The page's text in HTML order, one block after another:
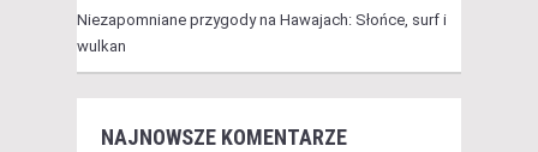
Niezapomniane przygody na Hawajach: Słońce, surf i
wulkan
NAJNOWSZE KOMENTARZE